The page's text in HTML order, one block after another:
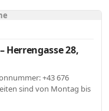
Herrengasse 28,
+43 676
sind von Montag bis